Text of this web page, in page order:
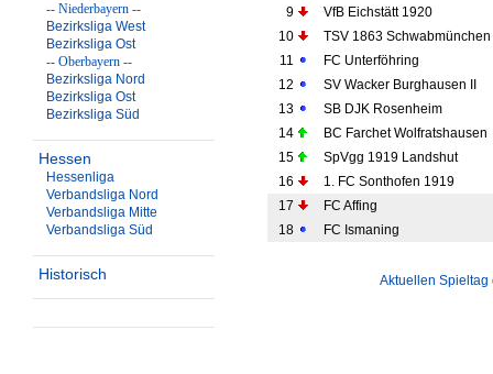
-- Niederbayern --
Bezirksliga West
Bezirksliga Ost
-- Oberbayern --
Bezirksliga Nord
Bezirksliga Ost
Bezirksliga Süd
Hessen
Hessenliga
Verbandsliga Nord
Verbandsliga Mitte
Verbandsliga Süd
Historisch
9
VfB Eichstätt 1920
10
TSV 1863 Schwabmünchen
11
FC Unterföhring
12
SV Wacker Burghausen II
13
SB DJK Rosenheim
14
BC Farchet Wolfratshausen
15
SpVgg 1919 Landshut
16
1. FC Sonthofen 1919
17
FC Affing
18
FC Ismaning
Aktuellen Spieltag